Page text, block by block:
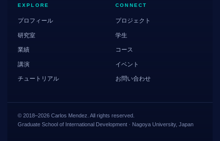
EXPLORE
プロフィール
研究室
業績
講演
チュートリアル
CONNECT
プロジェクト
学生
コース
イベント
お問い合わせ
© 2018–2026 Carlos Mendez. All rights reserved.
Graduate School of International Development · Nagoya University, Japan